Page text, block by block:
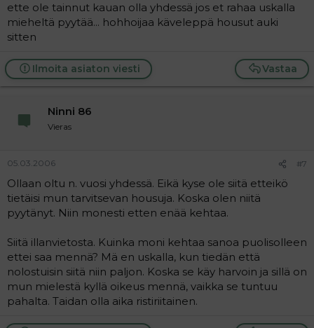
ette ole tainnut kauan olla yhdessä jos et rahaa uskalla
mieheltä pyytää... hohhoijaa käveleppä housut auki
sitten
Vastaa
Ilmoita asiaton viesti
Ninni 86
Vieras
05.03.2006 #7
Ollaan oltu n. vuosi yhdessä. Eikä kyse ole siitä etteikö
tietäisi mun tarvitsevan housuja. Koska olen niitä
pyytänyt. Niin monesti etten enää kehtaa.
Siitä illanvietosta. Kuinka moni kehtaa sanoa puolisolleen
ettei saa mennä? Mä en uskalla, kun tiedän että
nolostuisin siitä niin paljon. Koska se käy harvoin ja sillä on
mun mielestä kyllä oikeus mennä, vaikka se tuntuu
pahalta. Taidan olla aika ristiriitainen.